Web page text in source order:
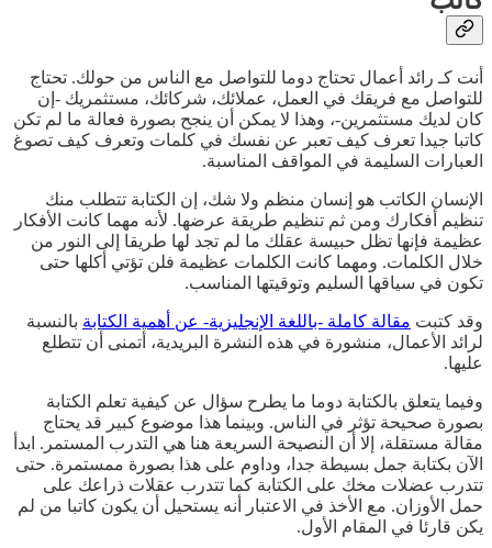
أنت كـ رائد أعمال تحتاج دوما للتواصل مع الناس من حولك. تحتاج
للتواصل مع فريقك في العمل، عملائك، شركائك، مستثمريك -إن
كان لديك مستثمرين-، وهذا لا يمكن أن ينجح بصورة فعالة ما لم تكن
كاتبا جيدا تعرف كيف تعبر عن نفسك في كلمات وتعرف كيف تصوغ
العبارات السليمة في المواقف المناسبة.
الإنسان الكاتب هو إنسان منظم ولا شك، إن الكتابة تتطلب منك
تنظيم أفكارك ومن ثم تنظيم طريقة عرضها. لأنه مهما كانت الأفكار
عظيمة فإنها تظل حبيسة عقلك ما لم تجد لها طريقا إلى النور من
خلال الكلمات. ومهما كانت الكلمات عظيمة فلن تؤتي أكلها حتى
تكون في سياقها السليم وتوقيتها المناسب.
وقد كتبت مقالة كاملة -باللغة الإنجليزية- عن أهمية الكتابة بالنسبة
لرائد الأعمال، منشورة في هذه النشرة البريدية، أتمنى أن تتطلع
عليها.
وفيما يتعلق بالكتابة دوما ما يطرح سؤال عن كيفية تعلم الكتابة
بصورة صحيحة تؤثر في الناس. وبينما هذا موضوع كبير قد يحتاج
مقالة مستقلة، إلا أن النصيحة السريعة هنا هي التدرب المستمر. ابدأ
الآن بكتابة جمل بسيطة جدا، وداوم على هذا بصورة ممستمرة. حتى
تتدرب عضلات مخك على الكتابة كما تتدرب عقلات ذراعك على
حمل الأوزان. مع الأخذ في الاعتبار أنه يستحيل أن يكون كاتبا من لم
يكن قارئا في المقام الأول.